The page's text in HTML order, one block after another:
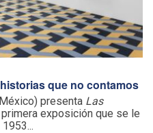
que no contamos
presenta Las
primera exposición que se le